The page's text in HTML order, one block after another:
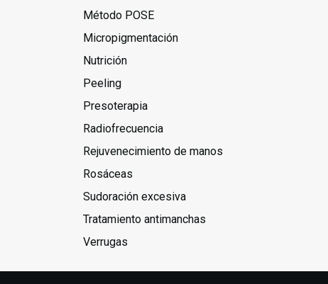
Método POSE
Micropigmentación
Nutrición
Peeling
Presoterapia
Radiofrecuencia
Rejuvenecimiento de manos
Rosáceas
Sudoración excesiva
Tratamiento antimanchas
Verrugas